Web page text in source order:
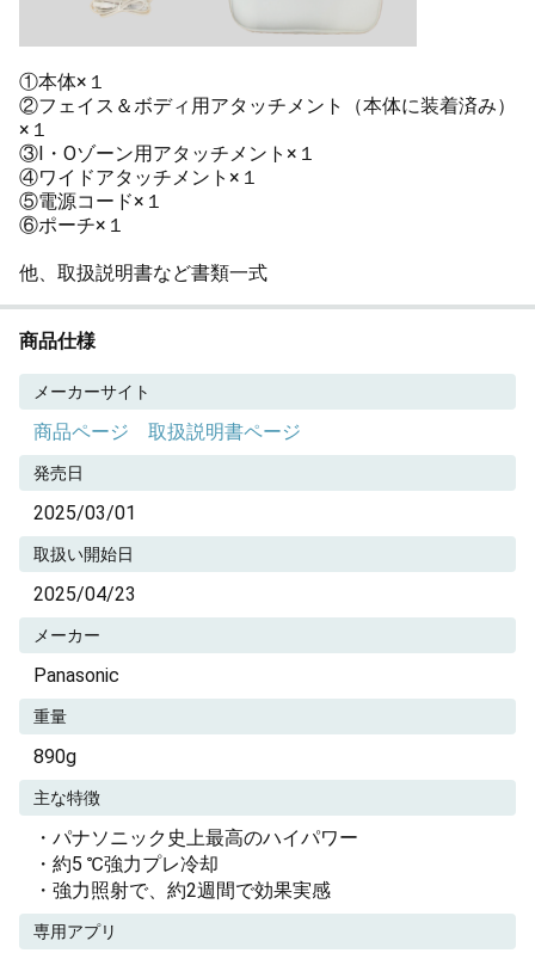
①本体×１
②フェイス＆ボディ用アタッチメント（本体に装着済み）
×１
③I・Oゾーン用アタッチメント×１
④ワイドアタッチメント×１
⑤電源コード×１
⑥ポーチ×１
他、取扱説明書など書類一式
商品仕様
メーカーサイト
商品ページ 取扱説明書ページ
発売日
2025/03/01
取扱い開始日
2025/04/23
メーカー
Panasonic
重量
890g
主な特徴
・パナソニック史上最高のハイパワー
・約5 ℃強力プレ冷却
・強力照射で、約2週間で効果実感
専用アプリ